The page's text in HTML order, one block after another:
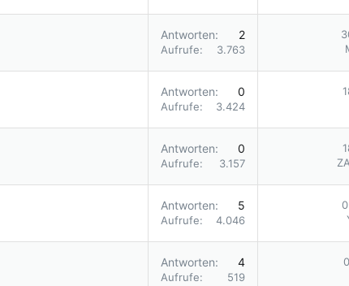
Antworten 2
Aufrufe 3.763
Antworten 0
Aufrufe 3.424
Antworten 0
Aufrufe 3.157
Antworten 5
Aufrufe 4.046
Antworten 4
Aufrufe 519